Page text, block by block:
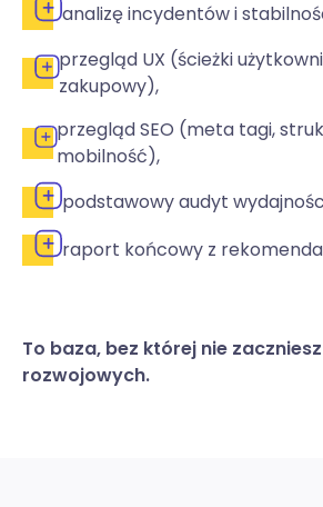
analizę incydentów i
przegląd UX (ścieżki
zakupowy),
przegląd SEO (meta tagi,
mobilność),
podstawowy audyt
raport końcowy z
To baza, bez której nie
rozwojowych.